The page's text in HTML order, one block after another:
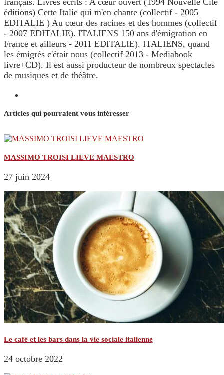
français. Livres écrits : A cœur ouvert (1994 Nouvelle Cité
éditions) Cette Italie qui m'en chante (collectif - 2005
EDITALIE ) Au cœur des racines et des hommes (collectif
- 2007 EDITALIE). ITALIENS 150 ans d'émigration en
France et ailleurs - 2011 EDITALIE). ITALIENS, quand
les émigrés c'était nous (collectif 2013 - Mediabook
livre+CD). Il est aussi producteur de nombreux spectacles
de musiques et de théâtre.
Articles qui pourraient vous intéresser
MASSIMO TROISI LIEVE MAESTRO
27 juin 2024
Le café et les bars dans la vie sociale italienne
24 octobre 2022